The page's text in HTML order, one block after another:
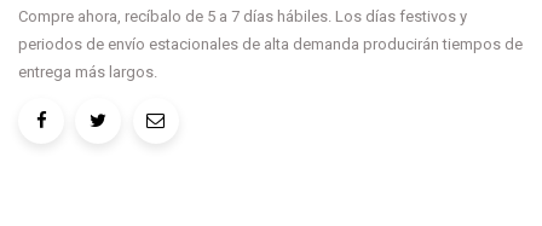
Compre ahora, recíbalo de 5 a 7 días hábiles. Los días festivos y
periodos de envío estacionales de alta demanda producirán tiempos de
entrega más largos.